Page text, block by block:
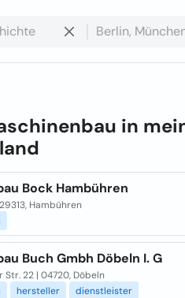
in
Bock Hambühren
Hambühren
Buch Gmbh Döbeln I. G
22 | 04720, Döbeln
hersteller dienstleister